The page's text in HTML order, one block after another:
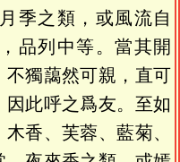
季之類，或風流自
品列中等。當其開
不獨藹然可親，直可
此呼之爲友。至如
香、芙蓉、藍菊、